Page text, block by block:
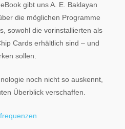
gibt uns A. E. Baklayan
die möglichen Programme
sowohl die vorinstallierten als
Cards erhältlich sind – und
sollen.
noch nicht so auskennt,
Überblick verschaffen.